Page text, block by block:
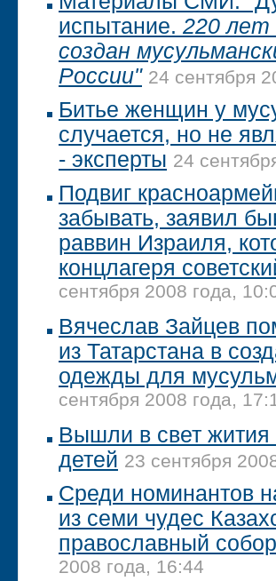
испытание. 220 лет
создан
России" 24 сентября
Битье женщин у
случается, но не
- эксперты 24
Подвиг
забывать, заявил
раввин Израиля,
концлагеря
сентября 2008 года,
Вячеслав Зайцев
из Татарстана в
одежды для
сентября 2008 года,
Вышли в свет жития
детей 23 сентября
Среди номинантов
из семи чудес
православный собор
2008 года, 16:44